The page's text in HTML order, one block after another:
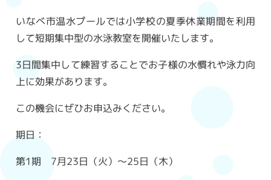
いなべ市温水プールでは小学校の夏季休業期間を利用
して短期集中型の水泳教室を開催いたします。
3日間集中して練習することでお子様の水慣れや泳力向
上に効果があります。
この機会にぜひお申込みください。
期日：
第1期 7月23日（火）～25日（木）